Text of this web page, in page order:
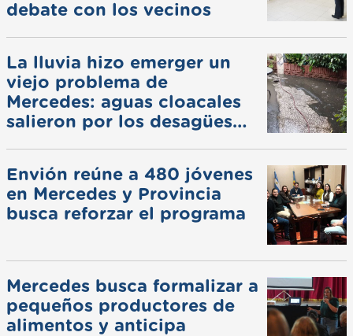
debate con los vecinos
La lluvia hizo emerger un
viejo problema de
Mercedes: aguas cloacales
salieron por los desagües
Envión reúne a 480 jóvenes
en Mercedes y Provincia
busca reforzar el programa
Mercedes busca formalizar a
pequeños productores de
alimentos y anticipa